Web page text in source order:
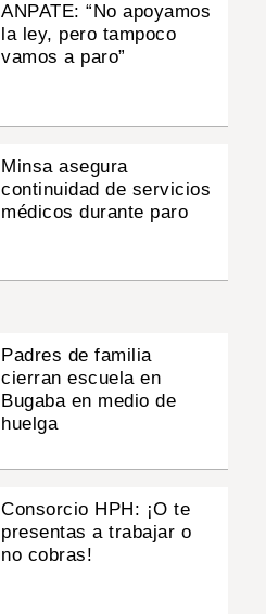
ANPATE: “No apoyamos
la ley, pero tampoco
vamos a paro”
Minsa asegura
continuidad de servicios
médicos durante paro
Padres de familia
cierran escuela en
Bugaba en medio de
huelga
Consorcio HPH: ¡O te
presentas a trabajar o
no cobras!